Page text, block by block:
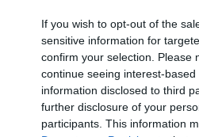
If you wish to opt-out of the
sensitive information for
confirm your selection. Please
continue seeing interest-
information disclosed to third
further disclosure of your
participants. This information